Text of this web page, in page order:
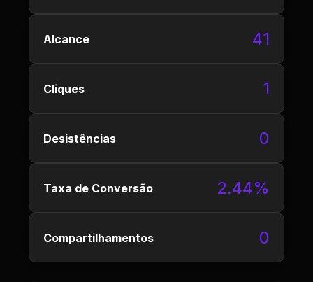
Alcance 41
Cliques 1
Desistências 0
Taxa de Conversão 2.44%
Compartilhamentos 0